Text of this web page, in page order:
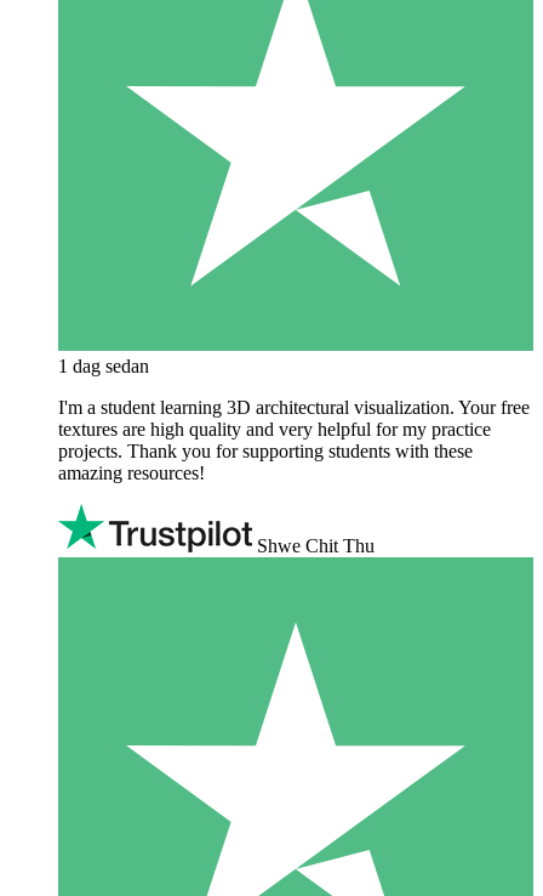
1 dag sedan
I'm a student learning 3D architectural visualization. Your free
textures are high quality and very helpful for my practice
projects. Thank you for supporting students with these
amazing resources!
Shwe Chit Thu